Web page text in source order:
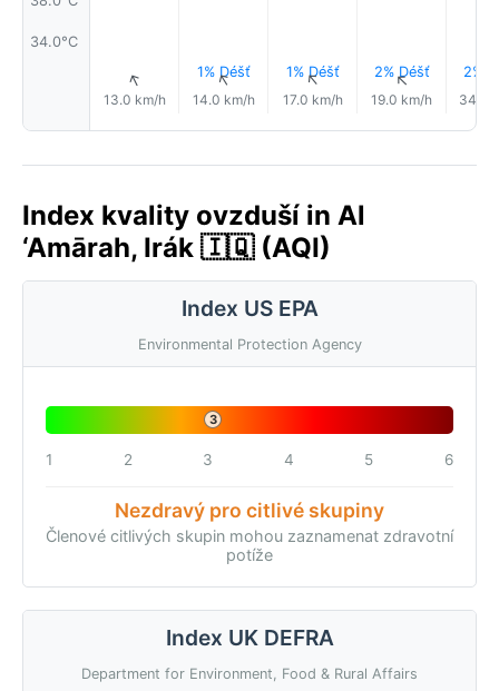
34.0°C
↑
13.0 km/h
1% Déšť
↑
14.0 km/h
1% Déšť
↑
17.0 km/h
2% Déšť
↑
19.0 km/h
2%
34.0
Index kvality ovzduší in Al
‘Amārah, Irák 🇮🇶 (AQI)
Index US EPA
Environmental Protection Agency
3
1 2 3 4 5 6
Nezdravý pro citlivé skupiny
Členové citlivých skupin mohou zaznamenat zdravotní
potíže
Index UK DEFRA
Department for Environment, Food & Rural Affairs